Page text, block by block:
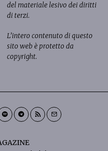
del materiale lesivo dei diritti
di terzi.
L’intero contenuto di questo
sito web è protetto da
copyright.